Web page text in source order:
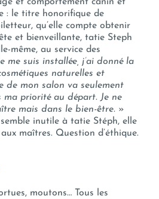
: le titre honorifique de
qu’elle compte obtenir
et bienveillante, tatie Steph
même, au service des
me suis installée, j’ai donné la
naturelles et
de mon salon va seulement
ma priorité au départ. Je ne
mais dans le bien-être. »
inutile à tatie Stéph, elle
maîtres. Question d’éthique.
moutons… Tous les